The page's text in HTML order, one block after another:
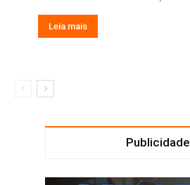
Leia mais
Publicidade